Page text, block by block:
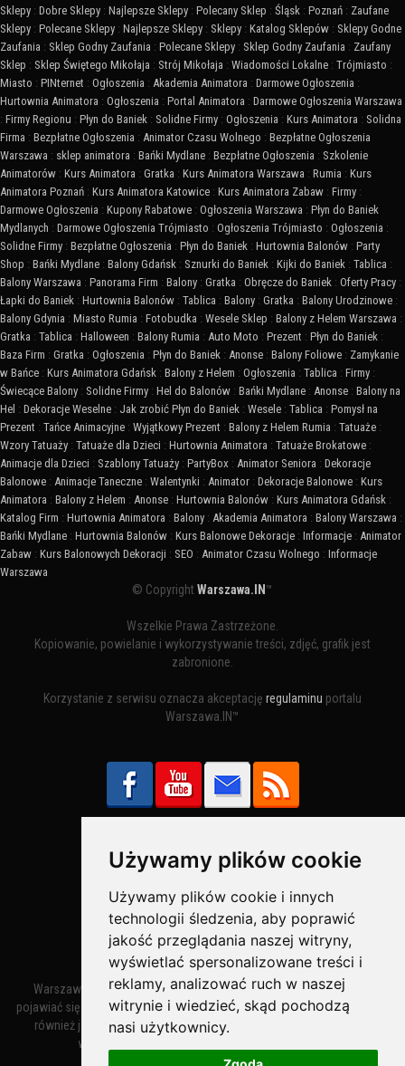
Używamy plików cookie
Używamy plików cookie i innych
technologii śledzenia, aby poprawić
jakość przeglądania naszej witryny,
wyświetlać spersonalizowane treści i
reklamy, analizować ruch w naszej
witrynie i wiedzieć, skąd pochodzą
nasi użytkownicy.
Sklepy : Dobre Sklepy : Najlepsze Sklepy : Polecany Sklep : Śląsk : Poznań : Zaufane
Sklepy : Polecane Sklepy : Najlepsze Sklepy : Sklepy : Katalog Sklepów : Sklepy Godne
Zaufania : Sklep Godny Zaufania : Polecane Sklepy : Sklep Godny Zaufania : Zaufany
Sklep : Sklep Świętego Mikołaja : Strój Mikołaja : Wiadomości Lokalne : Trójmiasto :
Miasto : PINternet : Ogłoszenia : Akademia Animatora : Darmowe Ogłoszenia :
Hurtownia Animatora : Ogłoszenia : Portal Animatora : Darmowe Ogłoszenia Warszawa
: Firmy Regionu : Płyn do Baniek : Solidne Firmy : Ogłoszenia : Kurs Animatora : Solidna
Firma : Bezpłatne Ogłoszenia : Animator Czasu Wolnego : Bezpłatne Ogłoszenia
Warszawa : sklep animatora : Bańki Mydlane : Bezpłatne Ogłoszenia : Szkolenie
Animatorów : Kurs Animatora : Gratka : Kurs Animatora Warszawa : Rumia : Kurs
Animatora Poznań : Kurs Animatora Katowice : Kurs Animatora Zabaw : Firmy :
Darmowe Ogłoszenia : Kupony Rabatowe : Ogłoszenia Warszawa : Płyn do Baniek
Mydlanych : Darmowe Ogłoszenia Trójmiasto : Ogłoszenia Trójmiasto : Ogłoszenia :
Solidne Firmy : Bezpłatne Ogłoszenia : Płyn do Baniek : Hurtownia Balonów : Party
Shop : Bańki Mydlane : Balony Gdańsk : Sznurki do Baniek : Kijki do Baniek : Tablica :
Balony Warszawa : Panorama Firm : Balony : Gratka : Obręcze do Baniek : Oferty Pracy :
Łapki do Baniek : Hurtownia Balonów : Tablica : Balony : Gratka : Balony Urodzinowe :
Balony Gdynia : Miasto Rumia : Fotobudka : Wesele Sklep : Balony z Helem Warszawa :
Gratka : Tablica : Halloween : Balony Rumia : Auto Moto : Prezent : Płyn do Baniek :
Baza Firm : Gratka : Ogłoszenia : Płyn do Baniek : Anonse : Balony Foliowe : Zamykanie
w Bańce : Kurs Animatora Gdańsk : Balony z Helem : Ogłoszenia : Tablica : Firmy :
Świecące Balony : Solidne Firmy : Hel do Balonów : Bańki Mydlane : Anonse : Balony na
Hel : Dekoracje Weselne : Jak zrobić Płyn do Baniek : Wesele : Tablica : Pomysł na
Prezent : Tańce Animacyjne : Wyjątkowy Prezent : Balony z Helem Rumia : Tatuaże :
Wzory Tatuaży : Tatuaże dla Dzieci : Hurtownia Animatora : Tatuaże Brokatowe :
Animacje dla Dzieci : Szablony Tatuaży : PartyBox : Animator Seniora : Dekoracje
Balonowe : Animacje Taneczne : Walentynki : Animator : Dekoracje Balonowe : Kurs
Animatora : Balony z Helem : Anonse : Hurtownia Balonów : Kurs Animatora Gdańsk :
Katalog Firm : Hurtownia Animatora : Balony : Akademia Animatora : Balony Warszawa :
Bańki Mydlane : Hurtownia Balonów : Kurs Balonowe Dekoracje : Informacje : Animator
Zabaw : Kurs Balonowych Dekoracji : SEO : Animator Czasu Wolnego : Informacje
Warszawa
© CopyrightWarszawa.IN ™
Wszelkie Prawa Zastrzeżone.
Kopiowanie, powielanie i wykorzystywanie treści, zdjęć, grafik jest
zabronione.
Korzystanie z serwisu oznacza akceptację regulaminu portalu
Warszawa.IN™
Bezpieczne Płatności obsługuje:
Warszawa – miasto stołeczne Warszawa. Nazwa miasta zaczęła
pojawiać się w dokumentach w XIV wieku jako Warszewa, a od XV wieku
również jako Warszowa. Zmiana nazwy na Warszawa w XV wieku
wynikała z mazowieckiej wymowy dialektycznej.